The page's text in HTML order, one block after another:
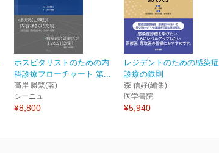
ホスピタリストのための内
科診療フローチャート 第...
髙岸 勝繁(著)
シーニュ
¥8,800
レジデントのための感染症
診療の鉄則
森 信好(編集)
医学書院
¥5,940